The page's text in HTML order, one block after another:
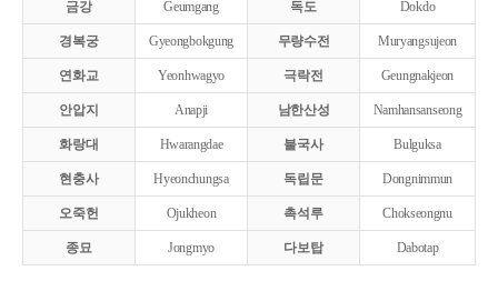
금강 Geumgang 독도 Dokdo
경복궁 Gyeongbokgung 무량수전 Muryangsujeon
연화교 Yeonhwagyo 극락전 Geungnakjeon
안압지 Anapji 남한산성 Namhansanseong
화랑대 Hwarangdae 불국사 Bulguksa
현충사 Hyeonchungsa 독립문 Dongnimmun
오죽헌 Ojukheon 촉석루 Chokseongnu
종묘 Jongmyo 다보탑 Dabotap